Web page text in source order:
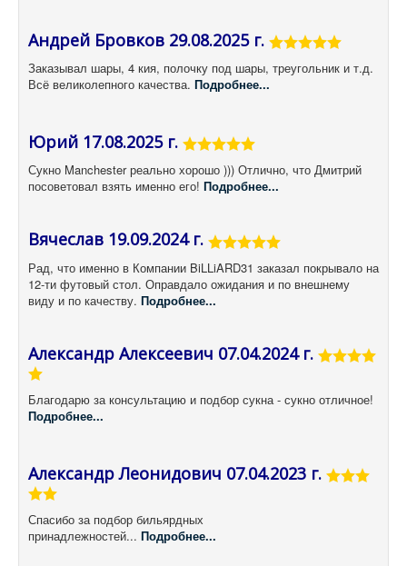
Андрей Бровков 29.08.2025 г.
Заказывал шары, 4 кия, полочку под шары, треугольник и т.д.
Всё великолепного качества. Подробнее...
Юрий 17.08.2025 г.
Сукно Manchester реально хорошо ))) Отлично, что Дмитрий
посоветовал взять именно его! Подробнее...
Вячеслав 19.09.2024 г.
Рад, что именно в Компании BiLLiARD31 заказал покрывало на
12-ти футовый стол. Оправдало ожидания и по внешнему
виду и по качеству. Подробнее...
Александр Алексеевич 07.04.2024 г.
Благодарю за консультацию и подбор сукна - сукно отличное!
Подробнее...
Александр Леонидович 07.04.2023 г.
Спасибо за подбор бильярдных
принадлежностей... Подробнее...